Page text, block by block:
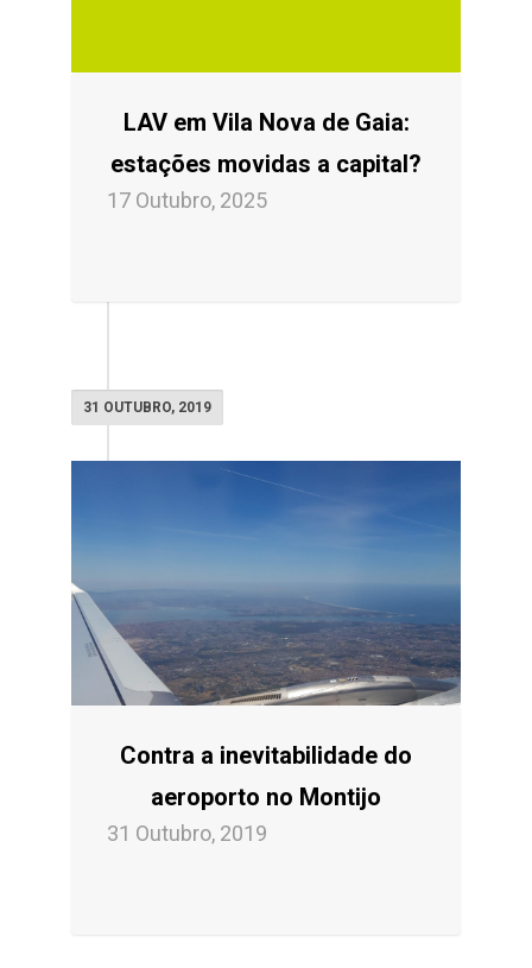
LAV em Vila Nova de Gaia:
estações movidas a capital?
17 Outubro, 2025
31 OUTUBRO, 2019
Contra a inevitabilidade do
aeroporto no Montijo
31 Outubro, 2019